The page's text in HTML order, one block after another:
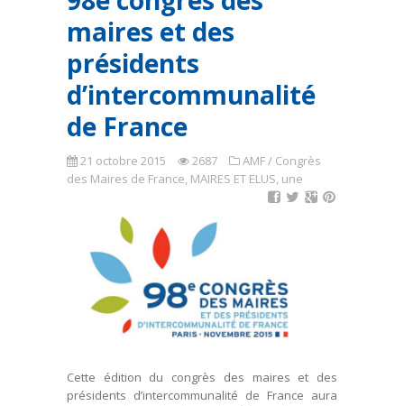
maires et des
présidents
d’intercommunalité
de France
21 octobre 2015 2687
AMF / Congrès
des Maires de France, MAIRES ET ELUS, une
Cette édition du congrès des maires et des
présidents d’intercommunalité de France aura